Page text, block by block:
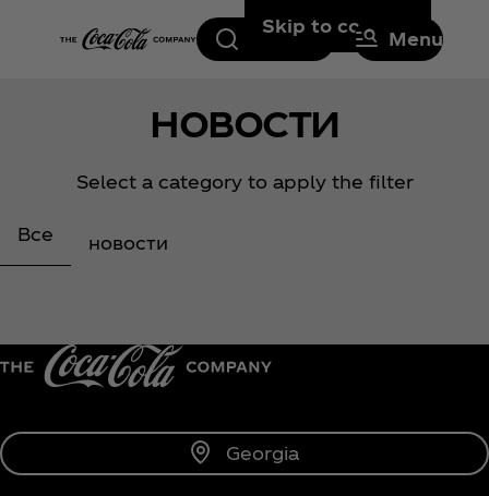
Skip to content
Search Menu
НОВОСТИ
Select a category to apply the filter
Все новости
Georgia